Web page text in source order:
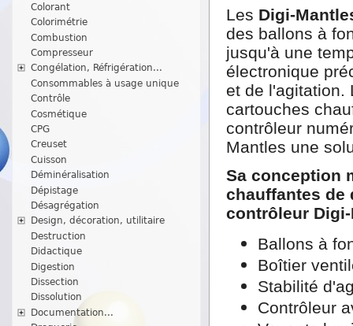
Colorant
Colorimétrie
Combustion
Compresseur
Congélation, Réfrigération...
Consommables à usage unique
Contrôle
Cosmétique
CPG
Creuset
Cuisson
Déminéralisation
Dépistage
Désagrégation
Design, décoration, utilitaire
Destruction
Didactique
Digestion
Dissection
Dissolution
Documentation...
Les Digi-
des ballons à
jusqu'à une
électronique
et de l'agitation.
cartouches
contrôleur
Mantles une
Sa conception
chauffantes de
contrôleur Digi-
Ballons à
Boîtier
Stabilité
Contrôleur